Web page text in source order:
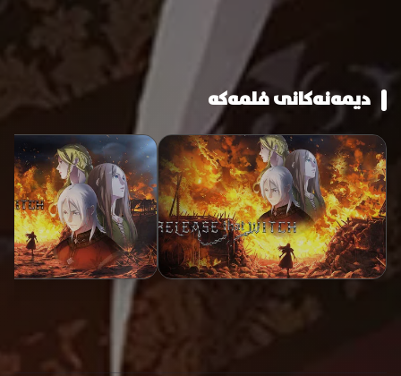
دیمەنەکانی فلمەکە